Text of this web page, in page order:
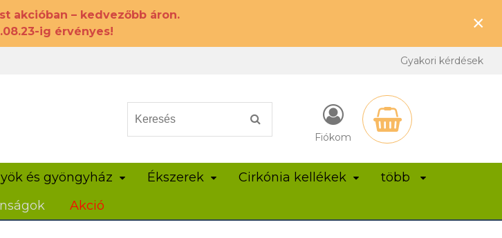
akcióban – kedvezőbb áron.
ig érvényes!
×
Gyakori kérdések
Fiókom
és gyöngyház Ékszerek Cirkónia kellékek
több
Akció